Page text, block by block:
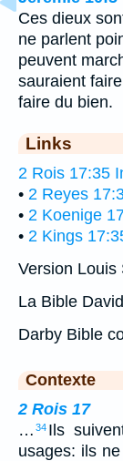
Ces dieux
ne parlent
peuvent
sauraient
faire du bien.
Links
2 Rois 17:35
• 2 Reyes
• 2 Koenige
• 2 Kings
Version Louis
La Bible
Darby Bible
Contexte
2 Rois 17
… 34 Ils
usages: ils